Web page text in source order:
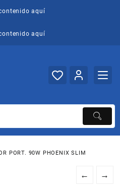
aquí
aquí
PORT. 90W PHOENIX SLIM
← →